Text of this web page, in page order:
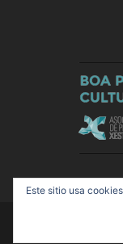
© 2026
Este sitio usa